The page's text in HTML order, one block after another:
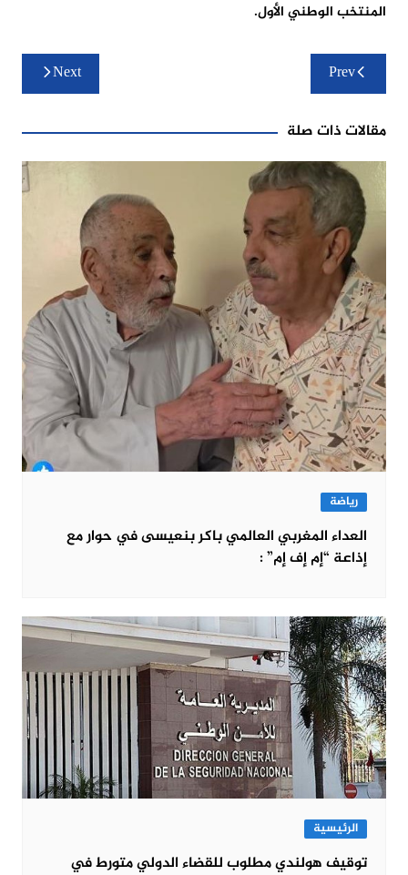
المنتخب الوطني الأول.
تصفّح
المقالاتPrev
Next
مقالات ذات صلة
رياضة
العداء المغربي العالمي باكر بنعيسى في حوار مع
إذاعة “إم إف إم” :
الرئيسية
توقيف هولندي مطلوب للقضاء الدولي متورط في